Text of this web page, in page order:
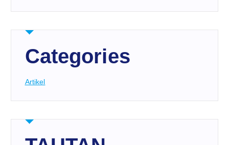
Categories
Artikel